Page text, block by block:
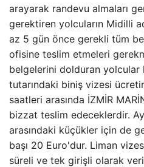
arayarak randevu almaları
gerektiren yolcuların Midilli
az 5 gün önce gerekli tüm
ofisine teslim etmeleri
belgelerini dolduran yolcular
tutarındaki biniş vizesi
saatleri arasında İZMİR
bizzat teslim edeceklerdir.
arasındaki küçükler için de
başı 20 Euro'dur. Liman
süreli ve tek girişli olarak